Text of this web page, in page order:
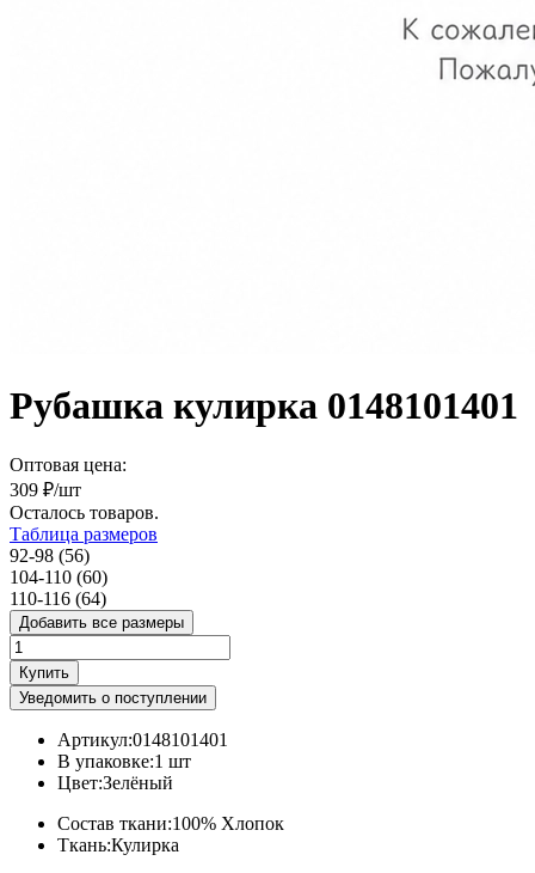
Рубашка кулирка 0148101401
Оптовая цена:
309 ₽/шт
Осталось товаров.
Таблица размеров
92-98 (56)
104-110 (60)
110-116 (64)
Добавить все размеры
Купить
Уведомить о поступлении
Артикул:0148101401
В упаковке:1 шт
Цвет:Зелёный
Состав ткани:100% Хлопок
Ткань:Кулирка